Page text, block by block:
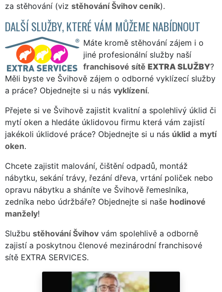
za stěhování (viz stěhování Švihov ceník).
DALŠÍ SLUŽBY, KTERÉ VÁM MŮŽEME NABÍDNOUT
Máte kromě stěhování zájem i o
jiné profesionální služby naší
franchisové sítě EXTRA SLUŽBY?
Měli byste ve Švihově zájem o odborné vyklízecí služby
a práce? Objednejte si u nás vyklízení.
Přejete si ve Švihově zajistit kvalitní a spolehlivý úklid či
mytí oken a hledáte úklidovou firmu která vám zajistí
jakékoli úklidové práce? Objednejte si u nás úklid a mytí
oken.
Chcete zajistit malování, čištění odpadů, montáž
nábytku, sekání trávy, řezání dřeva, vrtání poliček nebo
opravu nábytku a sháníte ve Švihově řemeslníka,
zedníka nebo údržbáře? Objednejte si naše hodinové
manžely!
Službu stěhování Švihov vám spolehlivě a odborně
zajistí a poskytnou členové mezinárodní franchisové
sítě EXTRA SERVICES.